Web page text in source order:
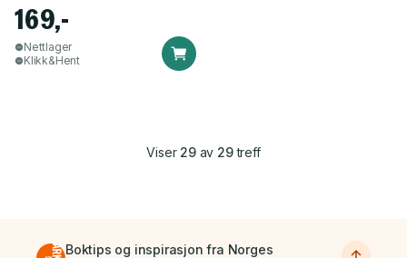
169,-
Nettlager
Klikk&Hent
Viser 29av 29treff
Boktips og inspirasjon fra Norges